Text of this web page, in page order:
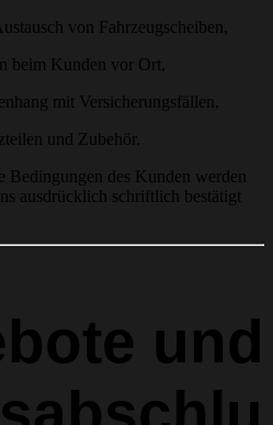
von Fahrzeugscheiben,
beim Kunden vor Ort,
mit Versicherungsfällen,
und Zubehör.
Bedingungen des Kunden werden
ausdrücklich schriftlich bestätigt
und